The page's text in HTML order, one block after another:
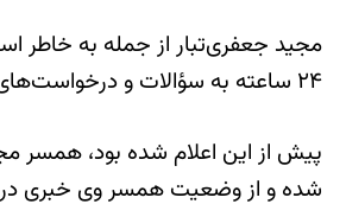
۲۴ ساعته به سؤالات و درخواست‌های مراجعه‌کنندگان چه ساکن در ایران و چه ایرانیان خارج از کشور پاسخ می‌داد.
پیش از این اعلام شده بود، همسر
شده و از وضعیت همسر وی خبری